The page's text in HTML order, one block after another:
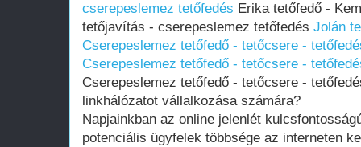
cserepeslemez tetőfedés Erika tetőfedő -
tetőjavítás - cserepeslemez tetőfedés Jolán
Cserepeslemez tetőfedő - tetőcsere -
Cserepeslemez tetőfedő - tetőcsere -
Cserepeslemez tetőfedő - tetőcsere -
linkhálózatot vállalkozása számára?
Napjainkban az online jelenlét
potenciális ügyfelek többsége az interneten